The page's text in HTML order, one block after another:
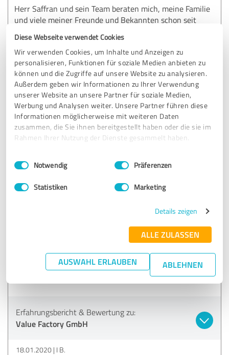
Diese Webseite verwendet Cookies
Wir verwenden Cookies, um Inhalte und Anzeigen zu
personalisieren, Funktionen für soziale Medien anbieten zu
können und die Zugriffe auf unsere Website zu analysieren.
Außerdem geben wir Informationen zu Ihrer Verwendung
unserer Website an unsere Partner für soziale Medien,
Werbung und Analysen weiter. Unsere Partner führen diese
Informationen möglicherweise mit weiteren Daten
zusammen, die Sie ihnen bereitgestellt haben oder die sie im
Rahmen Ihrer Nutzung der Dienste gesammelt haben.
Impressum Datenschutzbestimmungen
Einwilligungsauswahl
Notwendig Präferenzen
Statistiken Marketing
Details zeigen
ALLE ZULASSEN
AUSWAHL ERLAUBEN ABLEHNEN
Herr Saffran und sein Team beraten mich, meine Familie
und viele meiner Freunde und Bekannten schon seit
Lösung parat. Gerade im Bereich Versicherungen wird im
Schadensfall sehr viel Unterstützung geboten. Bei allen
Themen rund um Immobilien vertraue ich der Value
Factory mittlerweile blind - wir haben vier Immobilien über
Herrn Saffran finanziert. Ganz wichtig: die Kalkulationen
sind immer eher konservativ. Jede unserer Immobilien
erwirtschaften noch höhere Renditen als vorher
angenommen. Einfach top!
Value Factory GmbH
18.01.2020 Markus H.
SEHR GUT Empfehlung
Erfahrungsbericht & Bewertung zu:
Value Factory GmbH
18.01.2020 I B.